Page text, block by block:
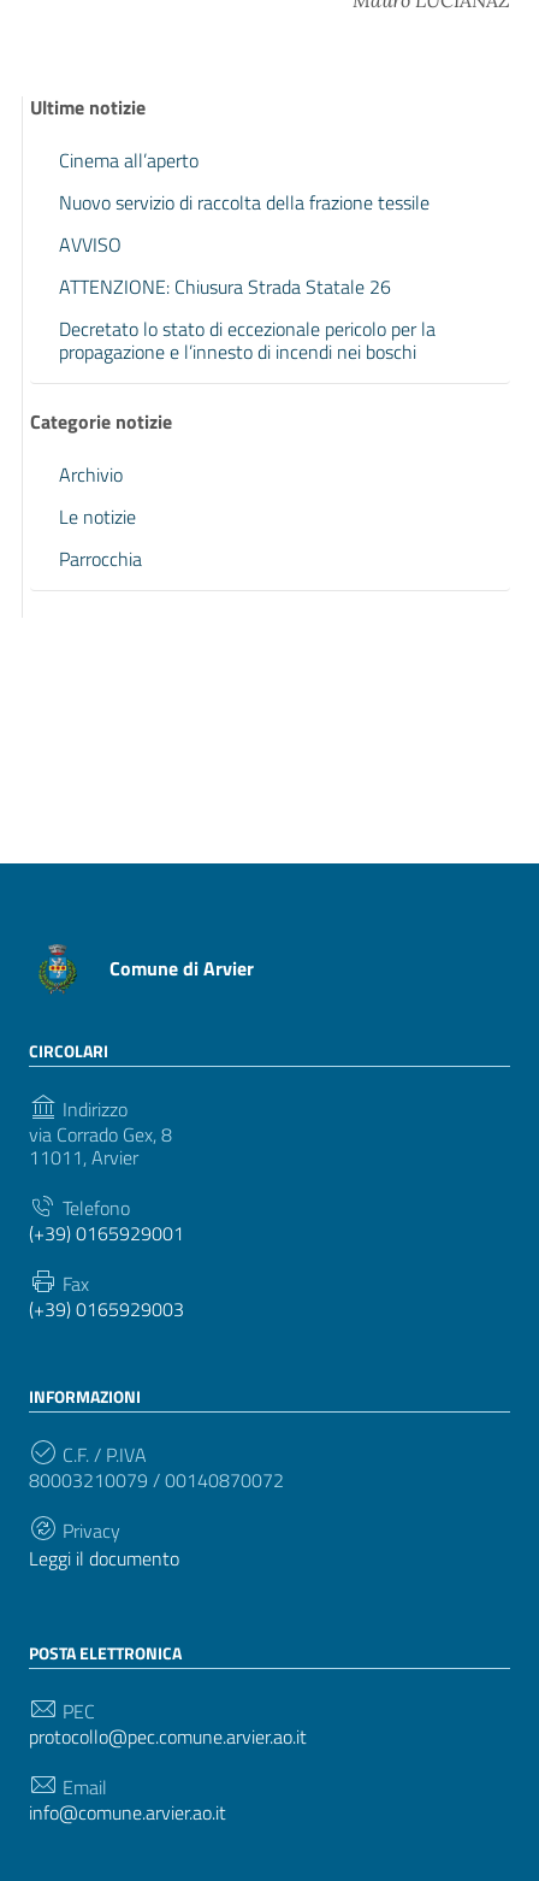
Ultime notizie
Cinema all’aperto
Nuovo servizio di raccolta della frazione tessile
AVVISO
ATTENZIONE: Chiusura Strada Statale 26
Decretato lo stato di eccezionale pericolo per la
propagazione e l’innesto di incendi nei boschi
Categorie notizie
Archivio
Le notizie
Parrocchia
Comune di Arvier
CIRCOLARI
Indirizzo
via Corrado Gex, 8
11011, Arvier
Telefono
(+39) 0165929001
Fax
(+39) 0165929003
INFORMAZIONI
C.F. / P.IVA
80003210079 / 00140870072
Privacy
Leggi il documento
POSTA ELETTRONICA
PEC
protocollo@pec.comune.arvier.ao.it
Email
info@comune.arvier.ao.it